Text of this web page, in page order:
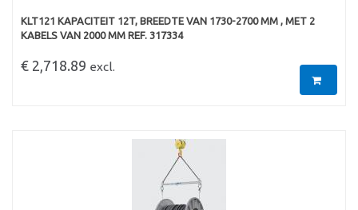
KLT121 KAPACITEIT 12T, BREEDTE VAN 1730-2700 MM , MET 2
KABELS VAN 2000 MM REF. 317334
€ 2,718.89 excl.